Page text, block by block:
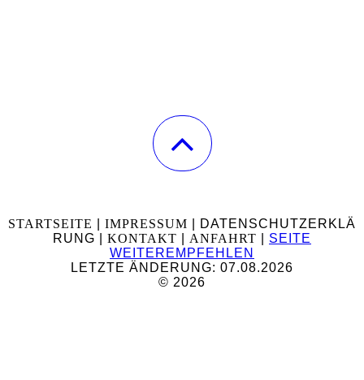
STARTSEITE IMPRESSUM
| DATENSCHUTZERKLÄ
RUNG
KONTAKT ANFAHRT
SEITE
WEITEREMPFEHLEN
LETZTE ÄNDERUNG: 07.08.2026
© 2026